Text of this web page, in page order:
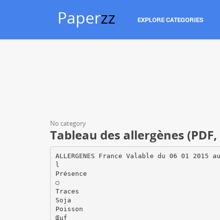
Paperzz EXPLORE CATEGORIES
No category
Tableau des allergènes (PDF,
ALLERGENES France Valable du 06 01 2015
l
Présence
○
Traces
Soja
Poisson
Œuf